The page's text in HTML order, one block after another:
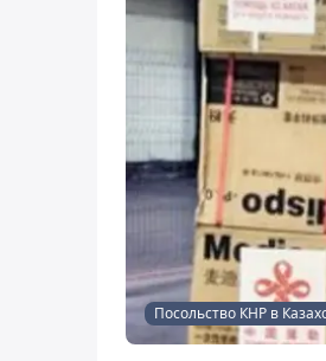
Посольство КНР в